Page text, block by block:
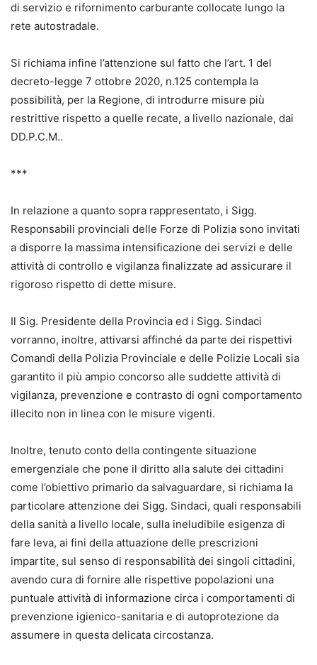
di servizio e rifornimento carburante collocate lungo la
rete autostradale.
Si richiama infine l’attenzione sul fatto che l’art. 1 del
decreto-legge 7 ottobre 2020, n.125 contempla la
possibilità, per la Regione, di introdurre misure più
restrittive rispetto a quelle recate, a livello nazionale, dai
DD.P.C.M..
***
In relazione a quanto sopra rappresentato, i Sigg.
Responsabili provinciali delle Forze di Polizia sono invitati
a disporre la massima intensificazione dei servizi e delle
attività di controllo e vigilanza finalizzate ad assicurare il
rigoroso rispetto di dette misure.
Il Sig. Presidente della Provincia ed i Sigg. Sindaci
vorranno, inoltre, attivarsi affinché da parte dei rispettivi
Comandi della Polizia Provinciale e delle Polizie Locali sia
garantito il più ampio concorso alle suddette attività di
vigilanza, prevenzione e contrasto di ogni comportamento
illecito non in linea con le misure vigenti.
Inoltre, tenuto conto della contingente situazione
emergenziale che pone il diritto alla salute dei cittadini
come l’obiettivo primario da salvaguardare, si richiama la
particolare attenzione dei Sigg. Sindaci, quali responsabili
della sanità a livello locale, sulla ineludibile esigenza di
fare leva, ai fini della attuazione delle prescrizioni
impartite, sul senso di responsabilità dei singoli cittadini,
avendo cura di fornire alle rispettive popolazioni una
puntuale attività di informazione circa i comportamenti di
prevenzione igienico-sanitaria e di autoprotezione da
assumere in questa delicata circostanza.